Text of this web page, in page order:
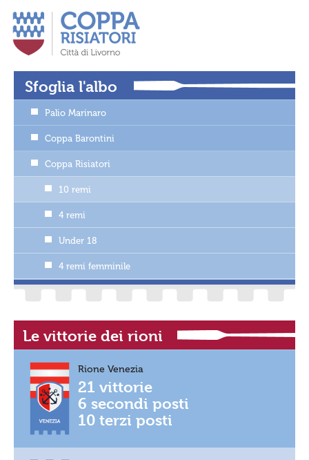
Sfoglia l'albo
Palio Marinaro
Coppa Barontini
Coppa Risiatori
10 remi
4 remi
Under 18
4 remi femminile
Le vittorie dei rioni
Rione Venezia
21 vittorie
6 secondi posti
10 terzi posti